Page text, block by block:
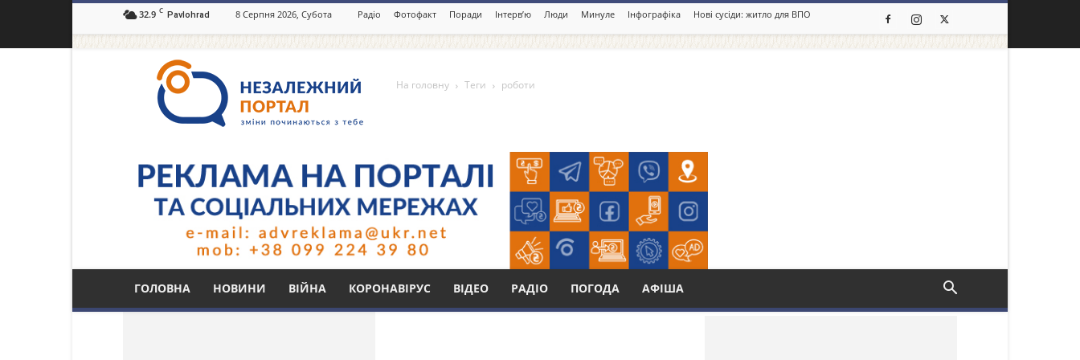
32.9 C Pavlohrad 8 Серпня 2026, Субота Радіо Фотофакт Поради Інтерв’ю Люди Минуле Інфографіка Нові сусіди: житло для ВПО
портал
Павлоград.dp.ua
ГОЛОВНА НОВИНИ ВІЙНА КОРОНАВІРУС ВІДЕО РАДІО ПОГОДА АФІША
На головну Теги роботи
Тег: роботи